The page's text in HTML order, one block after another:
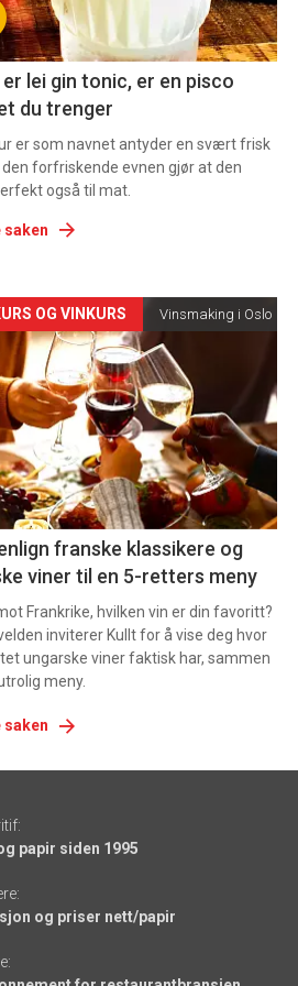
er lei gin tonic, er en pisco
du trenger
er som navnet antyder en svært frisk
den forfriskende evnen gjør at den
også til mat.
saken
OG VINKURS Vinsmaking i Oslo
franske klassikere og
viner til en 5-retters meny
Frankrike, hvilken vin er din favoritt?
inviterer Kullt for å vise deg hvor
ungarske viner faktisk har, sammen
meny.
saken
papir siden 1995
og priser nett/papir